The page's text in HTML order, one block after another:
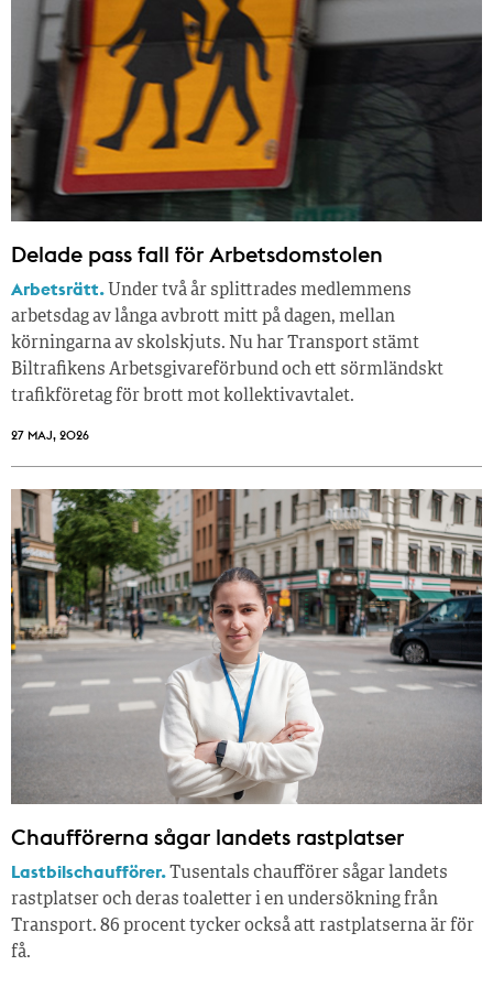
Delade pass fall för Arbetsdomstolen
Arbetsrätt. Under två år splittrades medlemmens
arbetsdag av långa avbrott mitt på dagen, mellan
körningarna av skolskjuts. Nu har Transport stämt
Biltrafikens Arbetsgivareförbund och ett sörmländskt
trafikföretag för brott mot kollektivavtalet.
27 MAJ, 2026
Chaufförerna sågar landets rastplatser
Lastbilschaufförer.Tusentals chaufförer sågar landets
rastplatser och deras toaletter i en undersökning från
Transport. 86 procent tycker också att rastplatserna är för
få.